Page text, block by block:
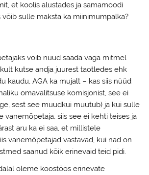
et koolis alustades ja samamoodi
sulle maksta ka miinimumpalka?
võib nüüd saada väga mitmel
kutse andja juurest taotledes ehk
kaudu, AGA ka mujalt – kas siis nüüd
omavalitsuse komisjonist, see ei
sest see muudkui muutub) ja kui sulle
vanemõpetaja, siis see ei kehti teises ja
aru ka ei saa, et millistele
vanemõpetajad vastavad, kui nad on
saanud kõik erinevaid teid pidi.
oleme koostöös erinevate